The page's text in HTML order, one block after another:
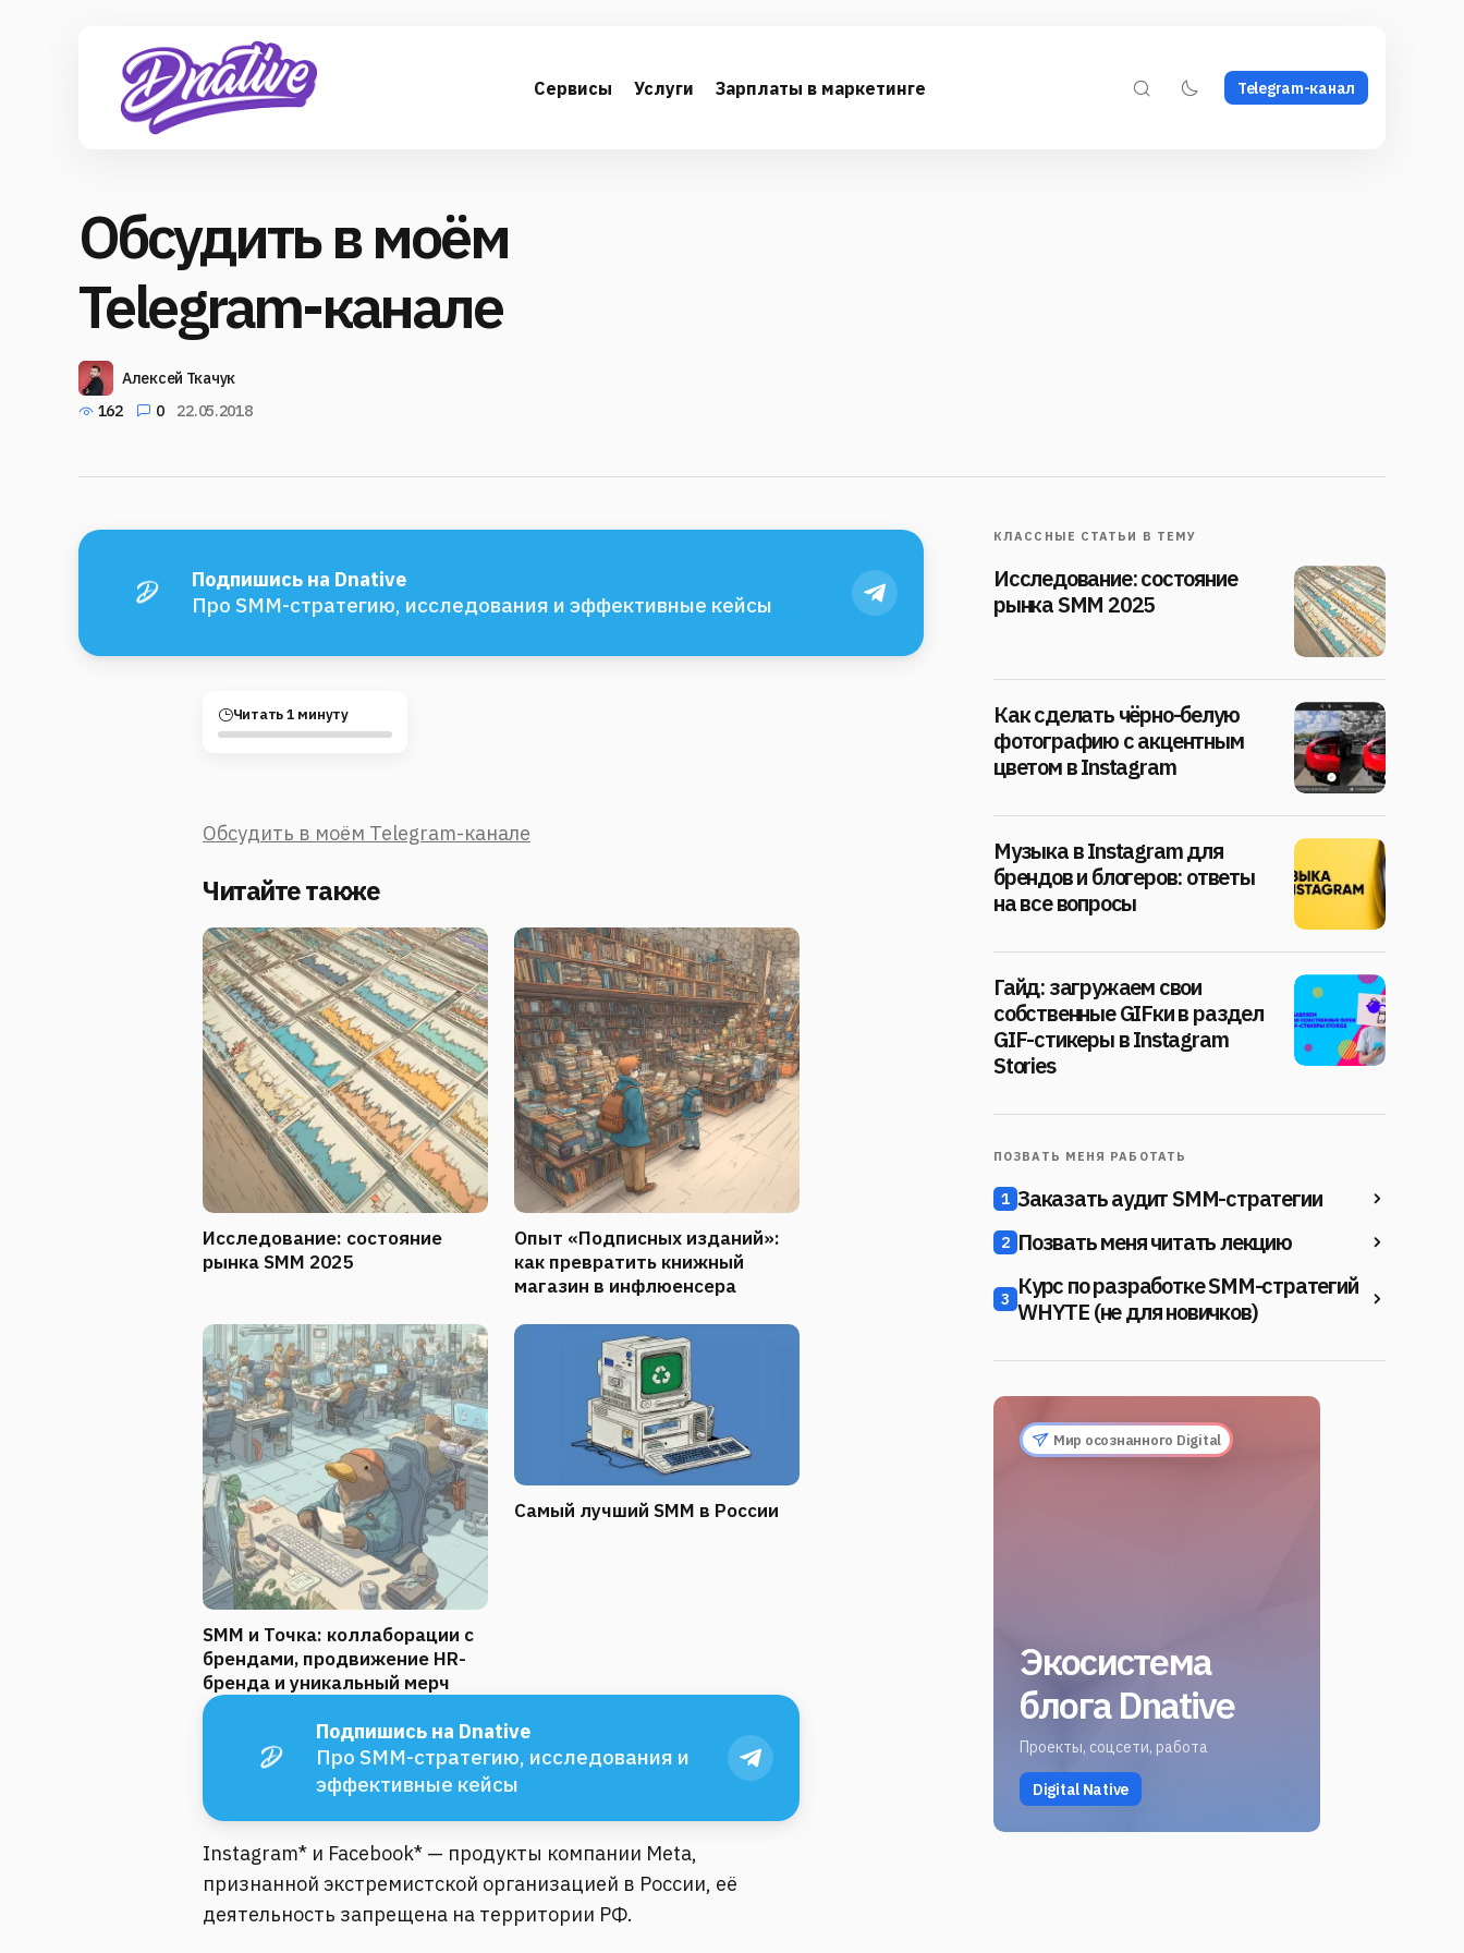
Сервисы Услуги Зарплаты в маркетинге Telegram-канал
Обсудить в моём
Telegram-канале
Алексей Ткачук
162
0 22.05.2018
Подпишись на Dnative
Про SMM-стратегию, исследования и эффективные кейсы
Читать 1 минуту
Обсудить в моём Telegram-канале
Читайте также
Исследование: состояние
рынка SMM 2025
Опыт «Подписных изданий»:
как превратить книжный
магазин в инфлюенсера
SMM и Точка: коллаборации с
брендами, продвижение HR-
бренда и уникальный мерч
Самый лучший SMM в России
Подпишись на Dnative
Про SMM-стратегию, исследования и
эффективные кейсы
Instagram* и Facebook* — продукты компании Meta,
признанной экстремистской организацией в России, её
деятельность запрещена на территории РФ.
КЛАССНЫЕ СТАТЬИ В ТЕМУ
Исследование: состояние
рынка SMM 2025
Как сделать чёрно-белую
фотографию с акцентным
цветом в Instagram
Музыка в Instagram для
брендов и блогеров: ответы
на все вопросы
Гайд: загружаем свои
собственные GIFки в раздел
GIF-стикеры в Instagram
Stories
ПОЗВАТЬ МЕНЯ РАБОТАТЬ
1 Заказать аудит SMM-стратегии
2 Позвать меня читать лекцию
3 Курс по разработке SMM-стратегий
WHYTE (не для новичков)
Мир осознанного Digital
Экосистема
блога Dnative
Проекты, соцсети, работа
Digital Native